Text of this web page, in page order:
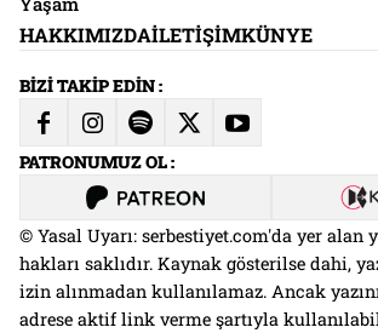
HAKKIMIZDAİLETIŞIMKÜNYE
BİZİ TAKİP EDİN :
PATRONUMUZ OL :
© Yasal Uyarı: serbestiyet.com'da yer alan
hakları saklıdır. Kaynak gösterilse dahi,
izin alınmadan kullanılamaz. Ancak
adrese aktif link verme şartıyla